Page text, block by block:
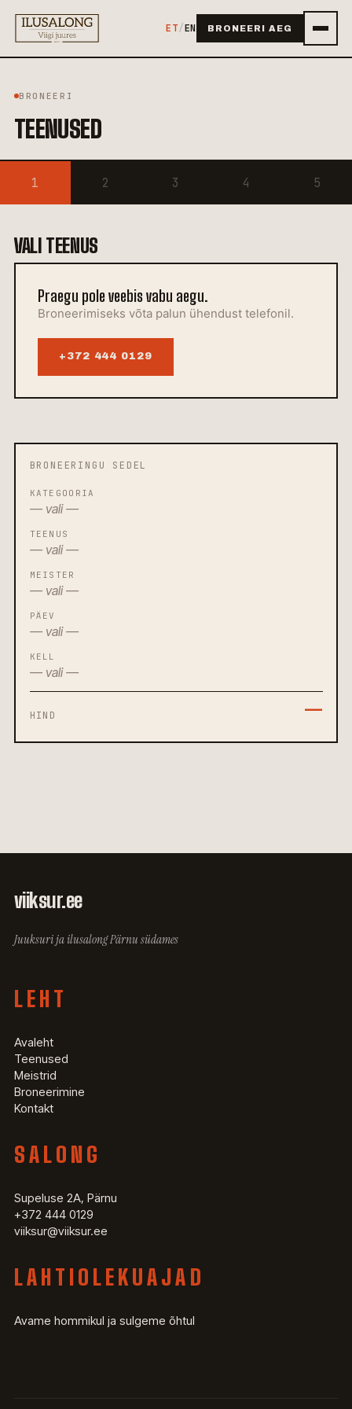
ET/EN BRONEERI AEG
BRONEERI
TEENUSED
1 2 3 4 5
VALI TEENUS
Praegu pole veebis vabu aegu.
Broneerimiseks võta palun ühendust telefonil.
+372 444 0129
BRONEERINGU SEDEL
KATEGOORIA
— vali —
TEENUS
— vali —
MEISTER
— vali —
PÄEV
— vali —
KELL
— vali —
HIND —
viiksur.ee
Juuksuri ja ilusalong Pärnu südames
LEHT
Avaleht
Teenused
Meistrid
Broneerimine
Kontakt
SALONG
Supeluse 2A, Pärnu
+372 444 0129
viiksur@viiksur.ee
LAHTIOLEKUAJAD
Avame hommikul ja sulgeme õhtul